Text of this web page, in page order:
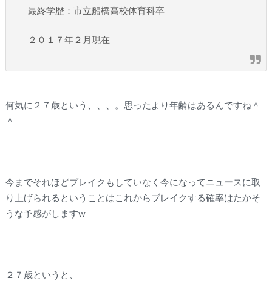
最終学歴：市立船橋高校体育科卒
２０１７年２月現在
何気に２７歳という、、、。思ったより年齢はあるんですね＾
＾
今までそれほどブレイクもしていなく今になってニュースに取
り上げられるということはこれからブレイクする確率はたかそ
うな予感がしますw
２７歳というと、